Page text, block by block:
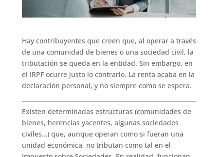
Hay contribuyentes que creen que, al operar a través
de una comunidad de bienes o una sociedad civil, la
tributación se queda en la entidad. Sin embargo, en
el IRPF ocurre justo lo contrario. La renta acaba en la
declaración personal, y no siempre como se espera.
Existen determinadas estructuras (comunidades de
bienes, herencias yacentes, algunas sociedades
civiles…) que, aunque operan como si fueran una
unidad económica, no tributan como tal en el